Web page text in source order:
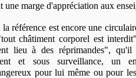
une marge d'appréciation aux
la référence est encore une
châtiment corporel est
lieu à des réprimandes",
et sous surveillance,
pour lui même ou pour